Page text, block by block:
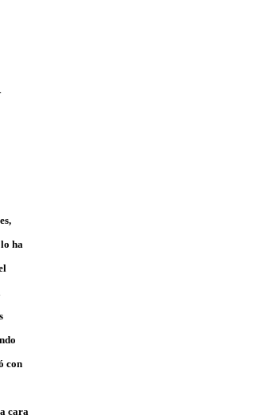
ha
con
cara